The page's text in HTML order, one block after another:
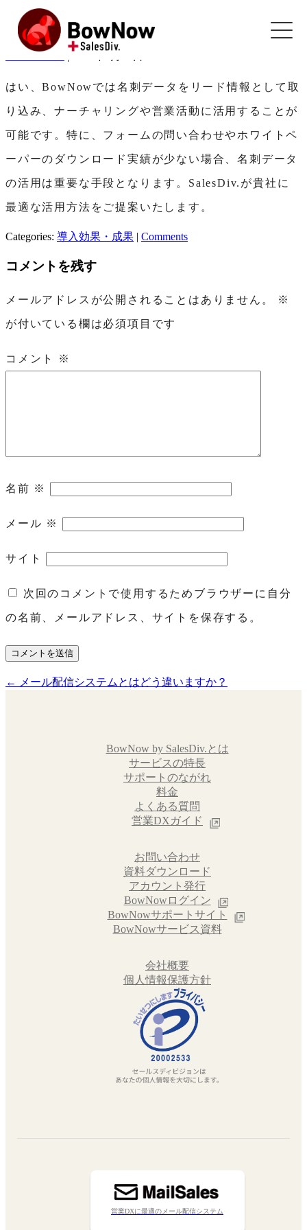
Skip
名刺データの活用も可能ですか？
はい、BowNowでは名刺データをリード情報として取
り込み、ナーチャリングや営業活動に活用することが
可能です。特に、フォームの問い合わせやホワイトペ
ーパーのダウンロード実績が少ない場合、名刺データ
の活用は重要な手段となります。SalesDiv.が貴社に
最適な活用方法をご提案いたします。
Categories: 導入効果・成果 | Comments
コメントを残す
メールアドレスが公開されることはありません。 ※
が付いている欄は必須項目です
コメント ※
名前 ※
メール ※
サイト
次回のコメントで使用するためブラウザーに自分
の名前、メールアドレス、サイトを保存する。
投
← メール配信システムとはどう違いますか？
BowNow by SalesDiv.とは
サービスの特長
サポートのながれ
料金
よくある質問
営業DXガイド
お問い合わせ
資料ダウンロード
アカウント発行
BowNowログイン
BowNowサポートサイト
BowNowサービス資料
会社概要
個人情報保護方針
営業DXに最適のメール配信システム